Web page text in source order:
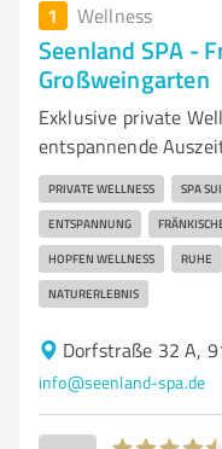
1 Wellness
Seenland SPA -
Großweingarten
Exklusive private
entspannende
PRIVATE WELLNESS SPA
ENTSPANNUNG
HOPFEN WELLNESS RUHE
NATURERLEBNIS
Dorfstraße 32 A,
info@seenland-spa.de